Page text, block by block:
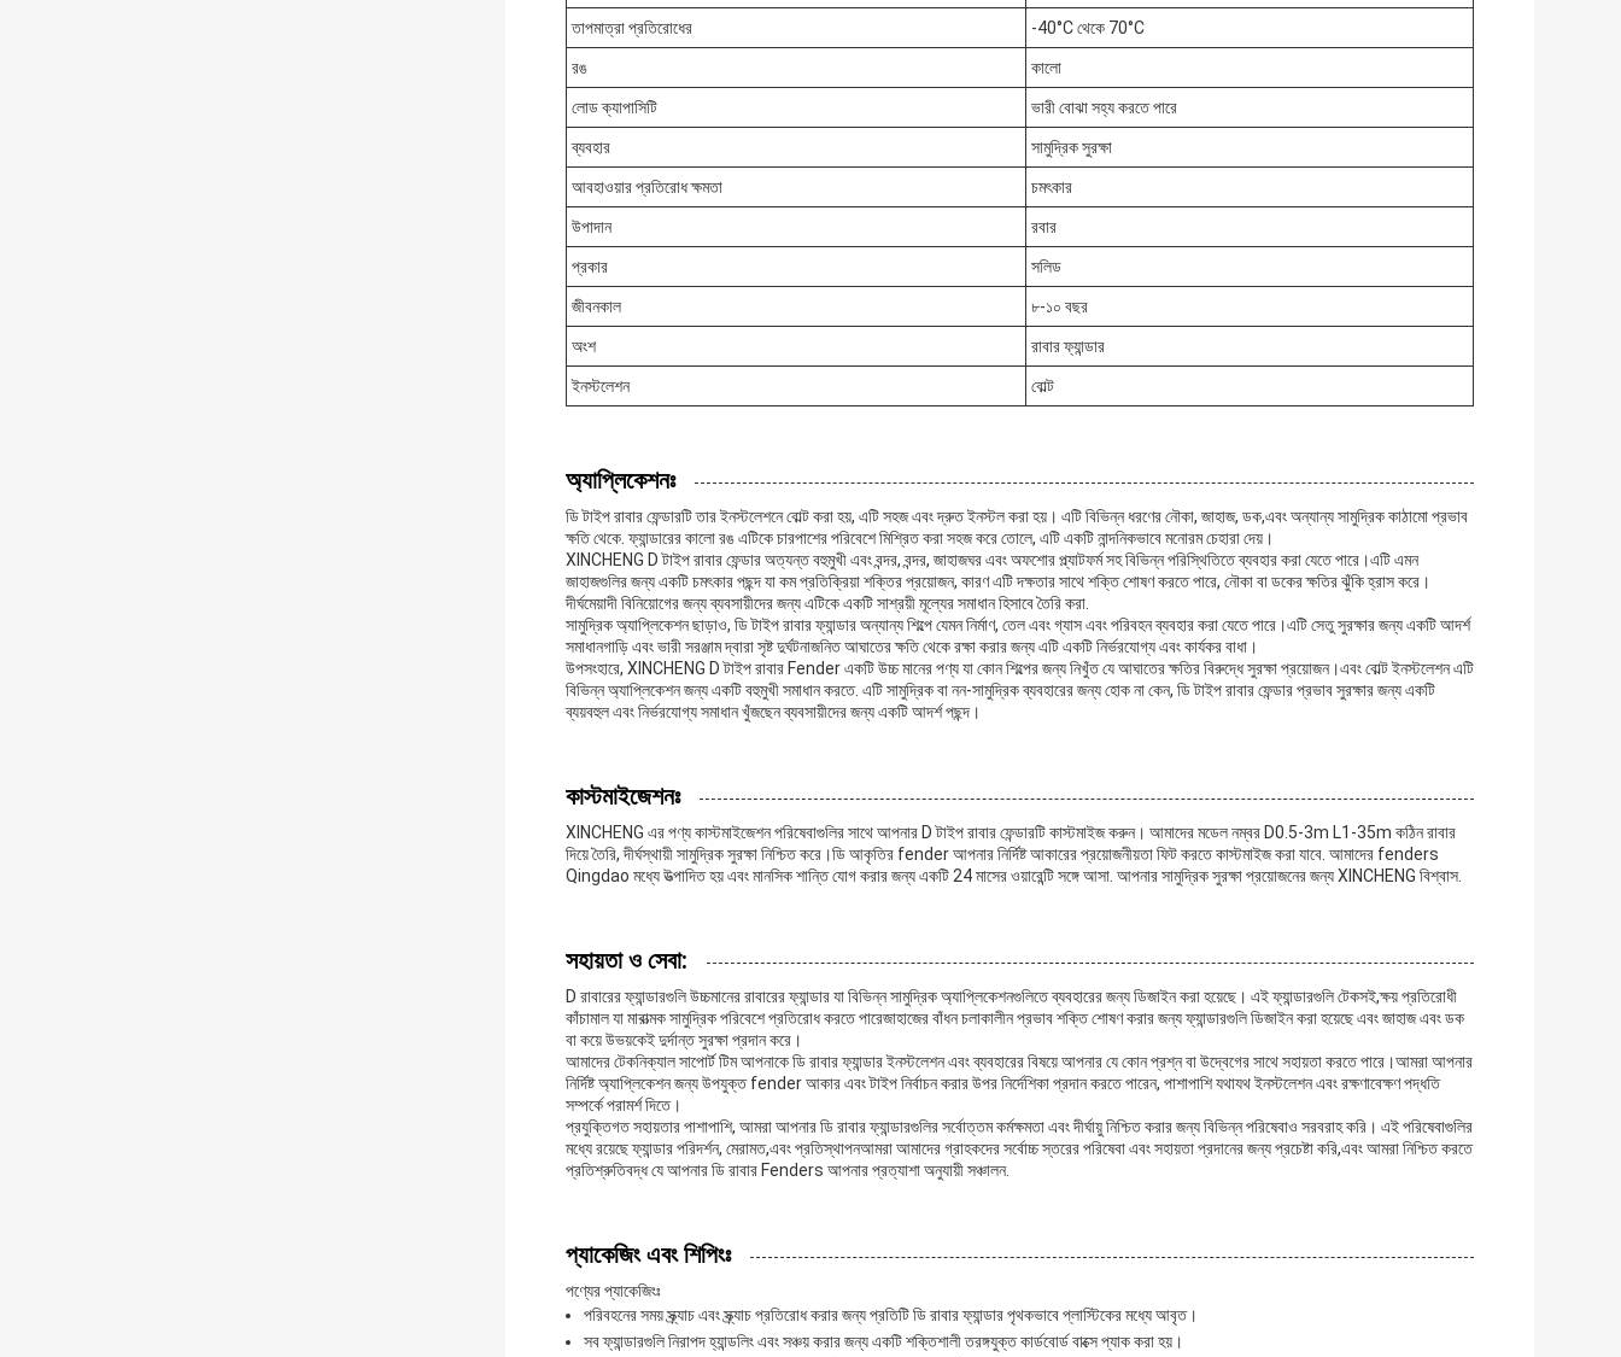
তাপমাত্রা প্রতিরোধের -40°C থেকে 70°C
রঙ কালো
লোড ক্যাপাসিটি ভারী বোঝা সহ্য করতে পারে
ব্যবহার সামুদ্রিক সুরক্ষা
আবহাওয়ার প্রতিরোধ ক্ষমতা চমৎকার
উপাদান রবার
প্রকার সলিড
জীবনকাল ৮-১০ বছর
অংশ রাবার ফ্যান্ডার
ইনস্টলেশন বোল্ট
অ্যাপ্লিকেশনঃ
ডি টাইপ রাবার ফেন্ডারটি তার ইনস্টলেশনে বোল্ট করা হয়, এটি সহজ এবং দ্রুত ইনস্টল করা হয়। এটি বিভিন্ন ধরণের নৌকা, জাহাজ, ডক,এবং অন্যান্য সামুদ্রিক কাঠামো প্রভাব
ক্ষতি থেকে. ফ্যান্ডারের কালো রঙ এটিকে চারপাশের পরিবেশে মিশ্রিত করা সহজ করে তোলে, এটি একটি নান্দনিকভাবে মনোরম চেহারা দেয়।
XINCHENG D টাইপ রাবার ফেন্ডার অত্যন্ত বহুমুখী এবং বন্দর, বন্দর, জাহাজঘর এবং অফশোর প্ল্যাটফর্ম সহ বিভিন্ন পরিস্থিতিতে ব্যবহার করা যেতে পারে।এটি এমন
জাহাজগুলির জন্য একটি চমৎকার পছন্দ যা কম প্রতিক্রিয়া শক্তির প্রয়োজন, কারণ এটি দক্ষতার সাথে শক্তি শোষণ করতে পারে, নৌকা বা ডকের ক্ষতির ঝুঁকি হ্রাস করে।
দীর্ঘমেয়াদী বিনিয়োগের জন্য ব্যবসায়ীদের জন্য এটিকে একটি সাশ্রয়ী মূল্যের সমাধান হিসাবে তৈরি করা.
সামুদ্রিক অ্যাপ্লিকেশন ছাড়াও, ডি টাইপ রাবার ফ্যান্ডার অন্যান্য শিল্পে যেমন নির্মাণ, তেল এবং গ্যাস এবং পরিবহন ব্যবহার করা যেতে পারে।এটি সেতু সুরক্ষার জন্য একটি আদর্শ
সমাধানগাড়ি এবং ভারী সরঞ্জাম দ্বারা সৃষ্ট দুর্ঘটনাজনিত আঘাতের ক্ষতি থেকে রক্ষা করার জন্য এটি একটি নির্ভরযোগ্য এবং কার্যকর বাধা।
উপসংহারে, XINCHENG D টাইপ রাবার Fender একটি উচ্চ মানের পণ্য যা কোন শিল্পের জন্য নিখুঁত যে আঘাতের ক্ষতির বিরুদ্ধে সুরক্ষা প্রয়োজন।এবং বোল্ট ইনস্টলেশন এটি
বিভিন্ন অ্যাপ্লিকেশন জন্য একটি বহুমুখী সমাধান করতে. এটি সামুদ্রিক বা নন-সামুদ্রিক ব্যবহারের জন্য হোক না কেন, ডি টাইপ রাবার ফেন্ডার প্রভাব সুরক্ষার জন্য একটি
ব্যয়বহুল এবং নির্ভরযোগ্য সমাধান খুঁজছেন ব্যবসায়ীদের জন্য একটি আদর্শ পছন্দ।
কাস্টমাইজেশনঃ
XINCHENG এর পণ্য কাস্টমাইজেশন পরিষেবাগুলির সাথে আপনার D টাইপ রাবার ফেন্ডারটি কাস্টমাইজ করুন। আমাদের মডেল নম্বর D0.5-3m L1-35m কঠিন রাবার
দিয়ে তৈরি, দীর্ঘস্থায়ী সামুদ্রিক সুরক্ষা নিশ্চিত করে।ডি আকৃতির fender আপনার নির্দিষ্ট আকারের প্রয়োজনীয়তা ফিট করতে কাস্টমাইজ করা যাবে. আমাদের fenders
Qingdao মধ্যে উত্পাদিত হয় এবং মানসিক শান্তি যোগ করার জন্য একটি 24 মাসের ওয়ারেন্টি সঙ্গে আসা. আপনার সামুদ্রিক সুরক্ষা প্রয়োজনের জন্য XINCHENG বিশ্বাস.
সহায়তা ও সেবা:
D রাবারের ফ্যান্ডারগুলি উচ্চমানের রাবারের ফ্যান্ডার যা বিভিন্ন সামুদ্রিক অ্যাপ্লিকেশনগুলিতে ব্যবহারের জন্য ডিজাইন করা হয়েছে। এই ফ্যান্ডারগুলি টেকসই,ক্ষয় প্রতিরোধী
কাঁচামাল যা মারাত্মক সামুদ্রিক পরিবেশে প্রতিরোধ করতে পারেজাহাজের বাঁধন চলাকালীন প্রভাব শক্তি শোষণ করার জন্য ফ্যান্ডারগুলি ডিজাইন করা হয়েছে এবং জাহাজ এবং ডক
বা কয়ে উভয়কেই দুর্দান্ত সুরক্ষা প্রদান করে।
আমাদের টেকনিক্যাল সাপোর্ট টিম আপনাকে ডি রাবার ফ্যান্ডার ইনস্টলেশন এবং ব্যবহারের বিষয়ে আপনার যে কোন প্রশ্ন বা উদ্বেগের সাথে সহায়তা করতে পারে।আমরা আপনার
নির্দিষ্ট অ্যাপ্লিকেশন জন্য উপযুক্ত fender আকার এবং টাইপ নির্বাচন করার উপর নির্দেশিকা প্রদান করতে পারেন, পাশাপাশি যথাযথ ইনস্টলেশন এবং রক্ষণাবেক্ষণ পদ্ধতি
সম্পর্কে পরামর্শ দিতে।
প্রযুক্তিগত সহায়তার পাশাপাশি, আমরা আপনার ডি রাবার ফ্যান্ডারগুলির সর্বোত্তম কর্মক্ষমতা এবং দীর্ঘায়ু নিশ্চিত করার জন্য বিভিন্ন পরিষেবাও সরবরাহ করি। এই পরিষেবাগুলির
মধ্যে রয়েছে ফ্যান্ডার পরিদর্শন, মেরামত,এবং প্রতিস্থাপনআমরা আমাদের গ্রাহকদের সর্বোচ্চ স্তরের পরিষেবা এবং সহায়তা প্রদানের জন্য প্রচেষ্টা করি,এবং আমরা নিশ্চিত করতে
প্রতিশ্রুতিবদ্ধ যে আপনার ডি রাবার Fenders আপনার প্রত্যাশা অনুযায়ী সঞ্চালন.
প্যাকেজিং এবং শিপিংঃ
পণ্যের প্যাকেজিংঃ
পরিবহনের সময় স্ক্র্যাচ এবং স্ক্র্যাচ প্রতিরোধ করার জন্য প্রতিটি ডি রাবার ফ্যান্ডার পৃথকভাবে প্লাস্টিকের মধ্যে আবৃত।
সব ফ্যান্ডারগুলি নিরাপদ হ্যান্ডলিং এবং সঞ্চয় করার জন্য একটি শক্তিশালী তরঙ্গযুক্ত কার্ডবোর্ড বাক্সে প্যাক করা হয়।